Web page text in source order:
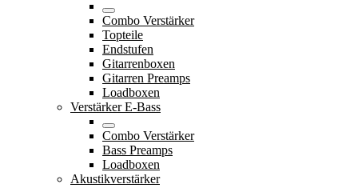
Combo Verstärker
Topteile
Endstufen
Gitarrenboxen
Gitarren Preamps
Loadboxen
Verstärker E-Bass
Combo Verstärker
Bass Preamps
Loadboxen
Akustikverstärker